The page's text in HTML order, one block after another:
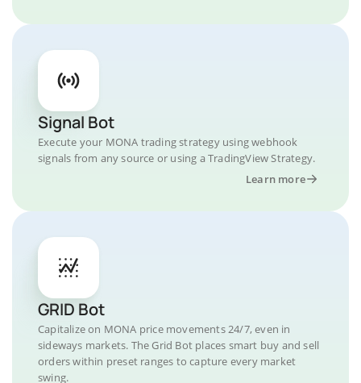
Signal Bot
Execute your MONA trading strategy using webhook
signals from any source or using a TradingView Strategy.
Learn more
GRID Bot
Capitalize on MONA price movements 24/7, even in
sideways markets. The Grid Bot places smart buy and sell
orders within preset ranges to capture every market
swing.